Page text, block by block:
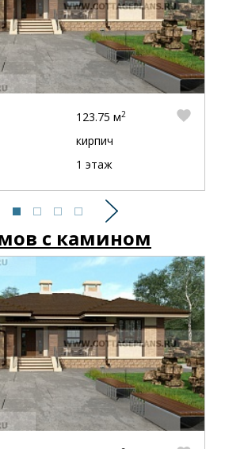
Следующий
123.75 м2
кирпич
1 этаж
с камином